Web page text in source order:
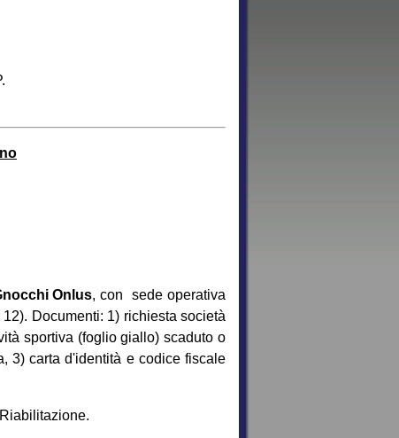
Onlus, con sede operativa
Documenti: 1) richiesta società
sportiva (foglio giallo) scaduto o
3) carta d'identità e codice fiscale